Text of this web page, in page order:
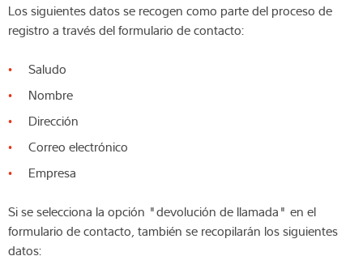
Los siguientes datos se recogen como parte del proceso de
registro a través del formulario de contacto:
Saludo
Nombre
Dirección
Correo electrónico
Empresa
Si se selecciona la opción "devolución de llamada" en el
formulario de contacto, también se recopilarán los siguientes
datos: